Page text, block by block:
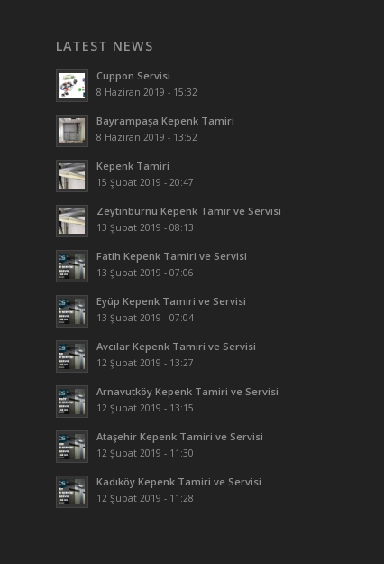
LATEST NEWS
Cuppon Servisi
8 Haziran 2019 - 15:32
Bayrampaşa Kepenk Tamiri
8 Haziran 2019 - 13:52
Kepenk Tamiri
15 Şubat 2019 - 20:47
Zeytinburnu Kepenk Tamir ve Servisi
13 Şubat 2019 - 08:13
Fatih Kepenk Tamiri ve Servisi
13 Şubat 2019 - 07:06
Eyüp Kepenk Tamiri ve Servisi
13 Şubat 2019 - 07:04
Avcılar Kepenk Tamiri ve Servisi
12 Şubat 2019 - 13:27
Arnavutköy Kepenk Tamiri ve Servisi
12 Şubat 2019 - 13:15
Ataşehir Kepenk Tamiri ve Servisi
12 Şubat 2019 - 11:30
Kadıköy Kepenk Tamiri ve Servisi
12 Şubat 2019 - 11:28